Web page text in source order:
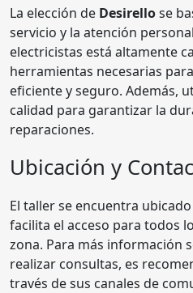
La elección de Desirellose
servicio y la atención
electricistas está altamente
herramientas necesarias
eficiente y seguro. Además,
calidad para garantizar la
reparaciones.
Ubicación y
El taller se encuentra
facilita el acceso para todos
zona. Para más información
realizar consultas, es
través de sus canales de